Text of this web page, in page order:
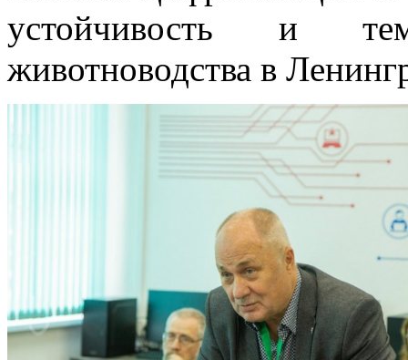
устойчивость и
животноводства в